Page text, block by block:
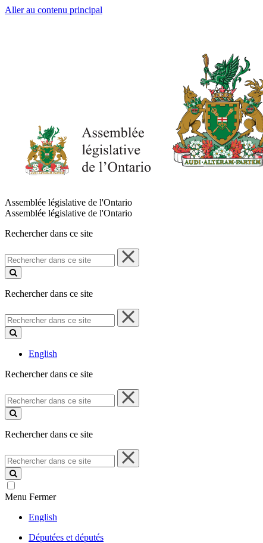
Aller au contenu principal
Assemblée législative de l'Ontario
Assemblée législative de l'Ontario
Rechercher dans ce site
Rechercher
dans
ce
Rechercher dans ce site
Rechercher
dans
ce
English
Rechercher dans ce site
Rechercher
dans
ce
Rechercher dans ce site
Rechercher
dans
ce
site
Menu Fermer
English
Députées et députés